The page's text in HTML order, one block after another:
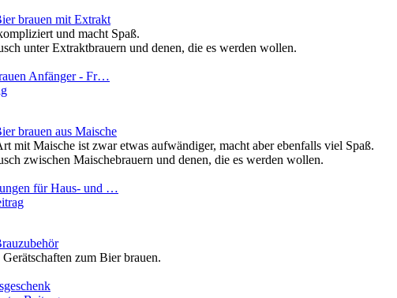
brauen mit Extrakt
und macht Spaß.
unter Extraktbrauern und denen, die es werden wollen.
Anfänger - Fr…
brauen aus Maische
mit Maische ist zwar etwas aufwändiger, macht aber ebenfalls viel Spaß.
zwischen Maischebrauern und denen, die es werden wollen.
für Haus- und …
zum Bier brauen.